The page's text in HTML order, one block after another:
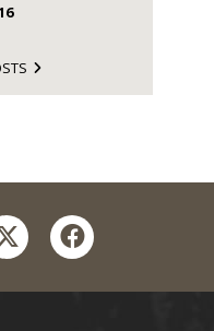
facebook